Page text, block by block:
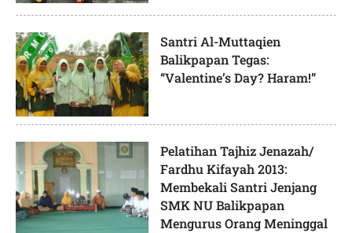
Santri Al-Muttaqien
Balikpapan Tegas:
“Valentine’s Day? Haram!”
Pelatihan Tajhiz Jenazah/
Fardhu Kifayah 2013:
Membekali Santri Jenjang
SMK NU Balikpapan
Mengurus Orang Meninggal